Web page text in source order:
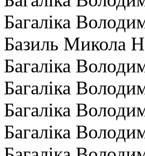
Багаліка
Базиль Микола
Багаліка
Багаліка
Багаліка
Багаліка